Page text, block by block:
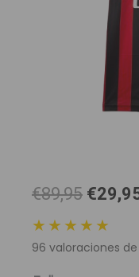
€89,95 El
original
era:
★★★★★
96 valoraciones